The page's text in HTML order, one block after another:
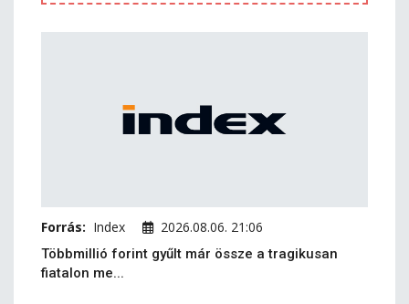
Forrás: Index 2026.08.06. 21:06
Többmillió forint gyűlt már össze a tragikusan
fiatalon me...